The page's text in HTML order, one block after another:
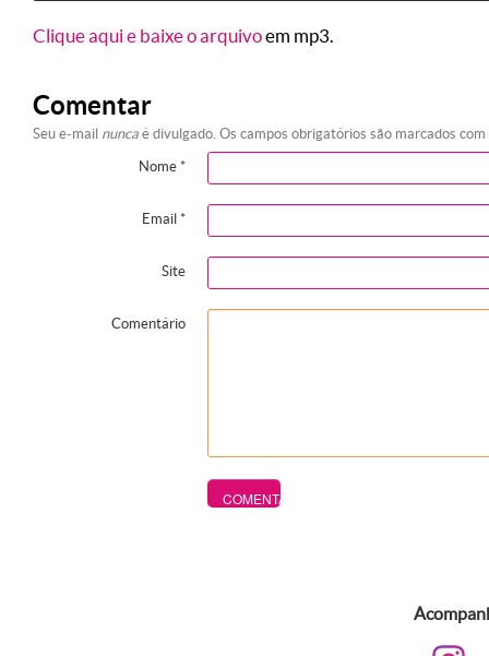
Clique aqui e baixe o arquivoem mp3.
Comentar
Seu e-mail nunca é divulgado. Os campos obrigatórios são marcados com
Nome *
Email *
Site
Comentário